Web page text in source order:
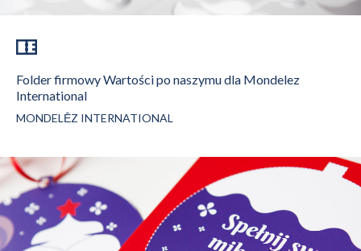
Folder firmowy Wartości po naszymu dla Mondelez
International
MONDELĒZ INTERNATIONAL